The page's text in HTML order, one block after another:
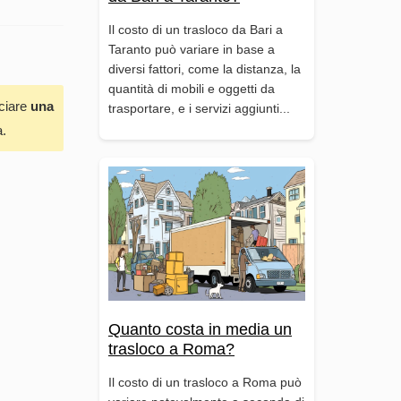
Il costo di un trasloco da Bari a
Taranto può variare in base a
diversi fattori, come la distanza, la
quantità di mobili e oggetti da
trasportare, e i servizi aggiunti...
Quanto costa in media un
trasloco a Roma?
Il costo di un trasloco a Roma può
una